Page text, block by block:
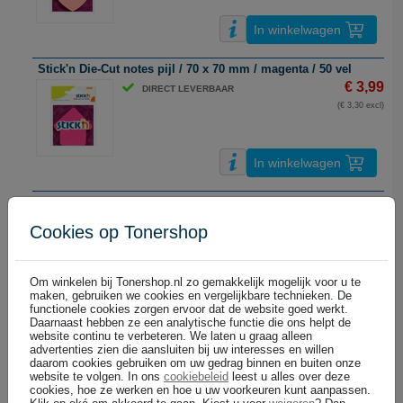
In winkelwagen
Stick'n Die-Cut notes pijl / 70 x 70 mm / magenta / 50 vel
DIRECT LEVERBAAR € 3,99
(€ 3,30 excl)
In winkelwagen
In winkelwagen
Stick'n extra sticky notes / 76 x 76 mm / pastelgeel / 90 vel
DIRECT LEVERBAAR
Cookies op Tonershop
Om winkelen bij Tonershop.nl zo gemakkelijk mogelijk voor u te
maken, gebruiken we cookies en vergelijkbare technieken. De
functionele cookies zorgen ervoor dat de website goed werkt.
Daarnaast hebben ze een analytische functie die ons helpt de
website continu te verbeteren. We laten u graag alleen
advertenties zien die aansluiten bij uw interesses en willen
daarom cookies gebruiken om uw gedrag binnen en buiten onze
website te volgen. In ons cookiebeleid leest u alles over deze
cookies, hoe ze werken en hoe u uw voorkeuren kunt aanpassen.